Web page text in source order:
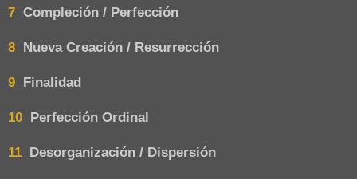
7 Compleción / Perfección
8 Nueva Creación / Resurrección
9 Finalidad
10 Perfección Ordinal
11 Desorganización / Dispersión